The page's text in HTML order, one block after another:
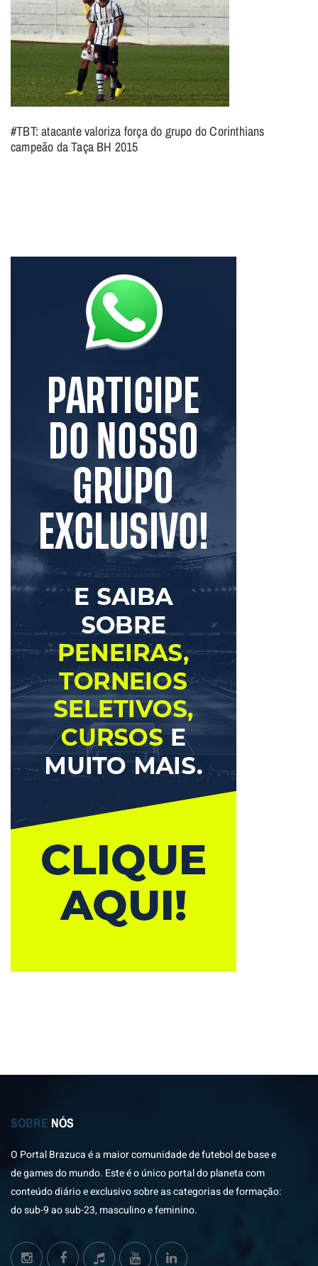
#TBT: atacante valoriza força do grupo do Corinthians
campeão da Taça BH 2015
SOBRE NÓS
O Portal Brazuca é a maior comunidade de futebol de base e
de games do mundo. Este é o único portal do planeta com
conteúdo diário e exclusivo sobre as categorias de formação:
do sub-9 ao sub-23, masculino e feminino.